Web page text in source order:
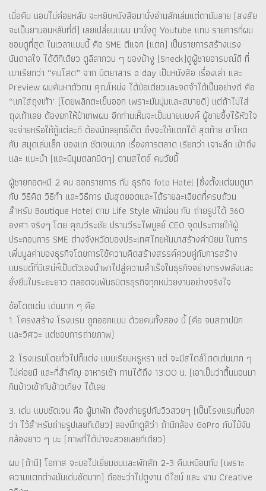
เมื่อคืน นอนไม่ค่อยหลับ จะหยิบหนังสือมานั่งอ่านสักเล่มแต่ตามันลาย (สงสัย
จะเป็นยานอนหลับที่ดี) เลยเปลี่ยนแผน มานั่งดู Youtube แทน รายการที่ผม
ชอบดูที่สุด ในเวลาแบบนี้ คือ SME ตีแจก (แตก) เป็นรายการสร้างแรง
บันดาลใจ ได้ดีทีเดียว ดูลีลากวน ๆ ของน้างู (Sneck)ดูผู้ชายอารมณ์ดี ที่
เขาเรียกว่า “คนโสด” จาก นิตยาสาร a day เป็นหนังสือ เรื่องเล่า และ
Preview ผมค้นหาตัวตน คุณโหน่ง ได้ข้อเดียวและจดจำได้เป็นอย่างดี คือ
“แกใส่ถุงเท้า" (โดยพลิกตะเข็บออก เพราะมันนุ่มและสบายดี) แต่ถ้าไม่ใส่
ถุงเท้าเลย ต้องยกให้ป๋าเทพผม อีกท่านเห็นจะเป็นนายแบงค์ ผู้ชายซึ้งไร้หัวใจ
จะจ่ายหรือให้กู้แต่ละที ต้องมีกลยุทธ์เด็ด ถึงจะให้แตกได้ สุดท้าย ขาโหด
กับ สมุดเล่มเล็ก ของแก ชัดเจนมาก เรื่องการตลาด เรียกว่า เจาะลึก เข้าถึง
และ แนะนำ (และมีมุมตลกนิดๆ) ตามสไตล์ คนวัยนี้
ผู้ชายกอดหมี 2 คน ออกรายการ กับ ธุรกิจ foto Hotel (ซึ่งตั้งแต่ผมดูมา
กับ วิธีคิด วิธีทำ และวิธีการ มันสุดยอดและได้รายละเอียดที่ครบถ้วน
สำหรับ Boutique Hotel ตาม Life Style พักผ่อน กับ ถ่ายรูปได้ 360
องศา จริงๆ โดย คุณวีระชัย ปรานวีระไพบูลย์ CEO จุดประกายให้ผู้
ประกอบการ SME ต่างจังหวัดของประเทศไทยหันมาสร้างค่านิยม ในการ
เพิ่มมูลค่าของธุรกิจโดยการใช้ความคิดสร้างสรรค์ควบคู่กับการสร้าง
แบรนด์ที่มีเสน่ห์เป็นตัวเองนำพาไปสู่ความสำเร็จในธุรกิจอย่างทรงพลังและ
ยั่งยืนในระยะยาว ตลอดจนพันธมิตรธุรกิจทุกหน่วยงานอย่างจริงใจ
ข้อโดดเด่น เด่นมาก ๆ คือ
1. โครงสร้าง โรงแรม ถูกออกแบบ ด้วยคนทั้งสอง นี้ (คือ จบสถาปนิก
และวิศวะ แต่ชอบการถ่ายภาพ)
2. โรงแรมโดยทั่วไปก็แต่ง แบบเรียบหรูหรา แต่ จะมีสไตล์โดดเด่นมาก ๆ
ไม่ค่อยมี และที่สำคัญ อาหารเช้า ทานได้ถึง 13:00 น. (เอาเป็นว่าตื้นนอนมา
กินข้าวเข้ากับข้าวเที่ยง ได้เลย
3. เด่น แบบชัดเจน คือ ผู้มาพัก ต้องถ่ายรูปกับวิวสวยๆ (เป็นโรงแรมที่บอก
ว่า ไว้สำหรับถ่ายรูปเลยทีเดียว) ลองนึกดูสิว่า ถ้ามีกล้อง GoPro กับไม้จับ
กล้องยาว ๆ นะ (ภาพที่ได้น่าจะสวยเลยทีเดียว)
ผม (ถ้ามี) โอกาส จะขอไปเยี่ยมชมและพักสัก 2-3 คืนเหมือนกัน (เพราะ
ความแตกต่างมันเด่นชัดมาก) ถือซะว่าไปดูงาน ดีไซน์ และ งาน Creative